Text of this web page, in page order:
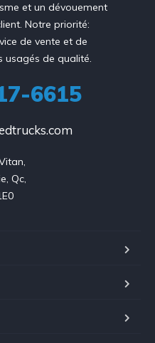
et un dévouement
Notre priorité:
de vente et de
usagés de qualité.
6615
Qc,